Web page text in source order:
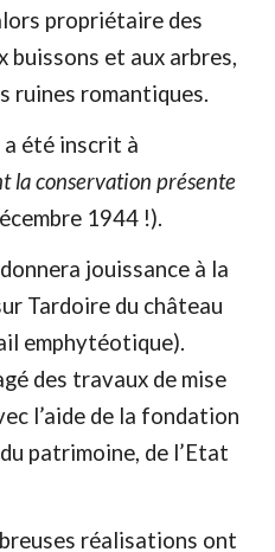
propriétaire des
buissons et aux arbres,
ruines romantiques.
été inscrit à
la conservation présente
1944 !).
jouissance à la
Tardoire du château
emphytéotique).
des travaux de mise
l’aide de la fondation
patrimoine, de l’Etat
réalisations ont